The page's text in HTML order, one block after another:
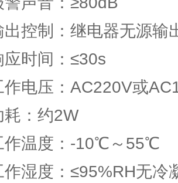
制：继电器无源输
间：≤30s
压：AC220V或
约2W
度：-10℃～55℃
度：≤95%RH无冷